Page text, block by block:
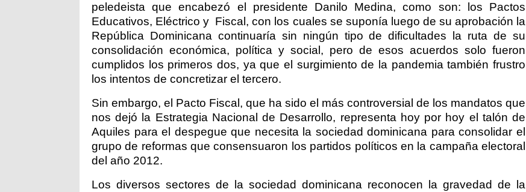
peledeista que encabezó el presidente Danilo Medina, como son: los Pactos
Educativos, Eléctrico y Fiscal, con los cuales se suponía luego de su aprobación la
República Dominicana continuaría sin ningún tipo de dificultades la ruta de su
consolidación económica, política y social, pero de esos acuerdos solo fueron
cumplidos los primeros dos, ya que el surgimiento de la pandemia también frustro
los intentos de concretizar el tercero.
Sin embargo, el Pacto Fiscal, que ha sido el más controversial de los mandatos que
nos dejó la Estrategia Nacional de Desarrollo, representa hoy por hoy el talón de
Aquiles para el despegue que necesita la sociedad dominicana para consolidar el
grupo de reformas que consensuaron los partidos políticos en la campaña electoral
del año 2012.
Los diversos sectores de la sociedad dominicana reconocen la gravedad de la